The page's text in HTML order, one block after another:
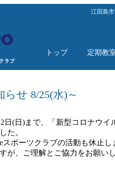
江田島
トップ 定期教
せ 8/25(水)～
日(日)まで、「新型コロナウ
た。
ポーツクラブの活動も休止し
が、ご理解とご協力をお願いし